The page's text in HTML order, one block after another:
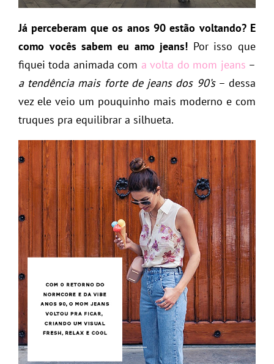
Já perceberam que os anos 90 estão voltando? E
como vocês sabem eu amo jeans! Por isso que
fiquei toda animada com a volta do mom jeans –
a tendência mais forte de jeans dos 90’s– dessa
vez ele veio um pouquinho mais moderno e com
truques pra equilibrar a silhueta.